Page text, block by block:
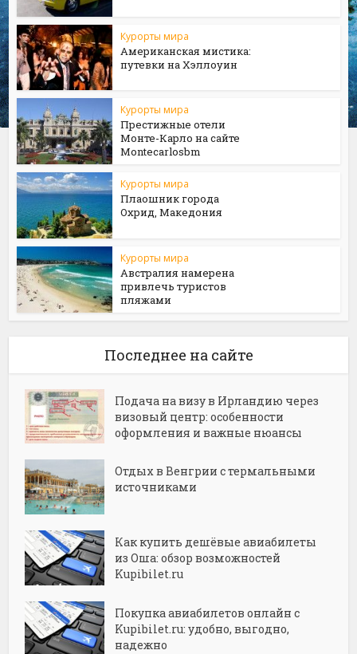
Курорты мира
Американская мистика:
путевки на Хэллоуин
Курорты мира
Престижные отели
Монте-Карло на сайте
Мontecarlosbm
Курорты мира
Плаошник города
Охрид, Македония
Курорты мира
Австралия намерена
привлечь туристов
пляжами
Последнее на сайте
Подача на визу в Ирландию через
визовый центр: особенности
оформления и важные нюансы
Отдых в Венгрии с термальными
источниками
Как купить дешёвые авиабилеты
из Оша: обзор возможностей
Kupibilet.ru
Покупка авиабилетов онлайн с
Kupibilet.ru: удобно, выгодно,
надежно